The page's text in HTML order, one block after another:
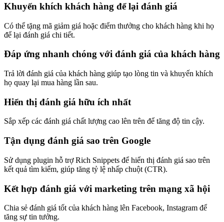
Khuyến khích khách hàng để lại đánh giá
Có thể tặng mã giảm giá hoặc điểm thưởng cho khách hàng khi họ
để lại đánh giá chi tiết.
Đáp ứng nhanh chóng với đánh giá của khách hàng
Trả lời đánh giá của khách hàng giúp tạo lòng tin và khuyến khích
họ quay lại mua hàng lần sau.
Hiển thị đánh giá hữu ích nhất
Sắp xếp các đánh giá chất lượng cao lên trên để tăng độ tin cậy.
Tận dụng đánh giá sao trên Google
Sử dụng plugin hỗ trợ Rich Snippets để hiển thị đánh giá sao trên
kết quả tìm kiếm, giúp tăng tỷ lệ nhấp chuột (CTR).
Kết hợp đánh giá với marketing trên mạng xã hội
Chia sẻ đánh giá tốt của khách hàng lên Facebook, Instagram để
tăng sự tin tưởng.